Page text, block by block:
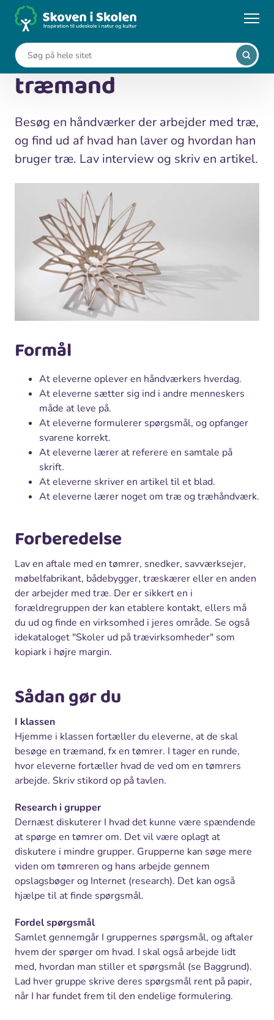
... Undervisningsforløb Interview en træmand
Interview en
træmand
Besøg en håndværker der arbejder med træ,
og find ud af hvad han laver og hvordan han
bruger træ. Lav interview og skriv en artikel.
Formål
At eleverne oplever en håndværkers hverdag.
At eleverne sætter sig ind i andre menneskers
måde at leve på.
At eleverne formulerer spørgsmål, og opfanger
svarene korrekt.
At eleverne lærer at referere en samtale på
skrift.
At eleverne skriver en artikel til et blad.
At eleverne lærer noget om træ og træhåndværk.
Forberedelse
Lav en aftale med en tømrer, snedker, savværksejer,
møbelfabrikant, bådebygger, træskærer eller en anden
der arbejder med træ. Der er sikkert en i
forældregruppen der kan etablere kontakt, ellers må
du ud og finde en virksomhed i jeres område. Se også
idekataloget "Skoler ud på trævirksomheder" som
kopiark i højre margin.
Sådan gør du
I klassen
Hjemme i klassen fortæller du eleverne, at de skal
besøge en træmand, fx en tømrer. I tager en runde,
hvor eleverne fortæller hvad de ved om en tømrers
arbejde. Skriv stikord op på tavlen.
Research i grupper
Dernæst diskuterer I hvad det kunne være spændende
at spørge en tømrer om. Det vil være oplagt at
diskutere i mindre grupper. Grupperne kan søge mere
viden om tømreren og hans arbejde gennem
opslagsbøger og Internet (research). Det kan også
hjælpe til at finde spørgsmål.
Fordel spørgsmål
Samlet gennemgår I gruppernes spørgsmål, og aftaler
hvem der spørger om hvad. I skal også arbejde lidt
med, hvordan man stiller et spørgsmål (se Baggrund).
Lad hver gruppe skrive deres spørgsmål rent på papir,
når I har fundet frem til den endelige formulering.